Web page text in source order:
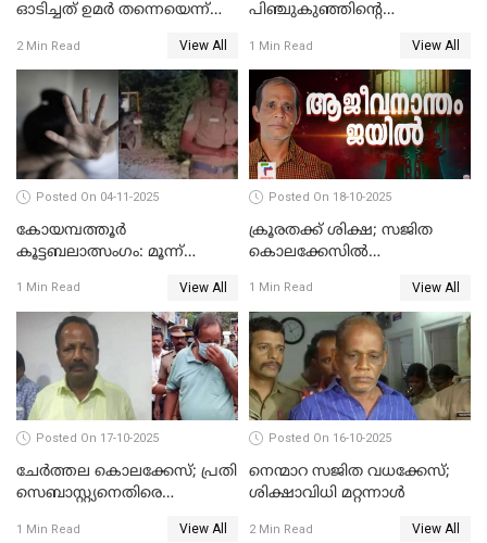
ഓടിച്ചത് ഉമര്‍ തന്നെയെന്ന്
പരിശോധനാഫലം
2 Min Read View All
പിഞ്ചുകുഞ്ഞിന്റെ
അറസ്റ്റില്‍
1 Min Read View All
Posted On 04-11-2025
കോയമ്പത്തൂർ
കൂട്ടബലാത്സംഗം: മൂന്ന്
1 Min Read View All
Posted On 18-10-2025
ക്രൂരതക്ക് ശിക്ഷ; സജിത
കൊലക്കേസില്‍
ഇരട്ടജീവപര്യന്തം
1 Min Read View All
Posted On 17-10-2025
ചേര്‍ത്തല കൊലക്കേസ്; പ്രതി
സെബാസ്റ്റ്യനെതിരെ
1 Min Read View All
Posted On 16-10-2025
നെന്മാറ സജിത വധക്കേസ്;
ശിക്ഷാവിധി മറ്റന്നാള്‍
2 Min Read View All